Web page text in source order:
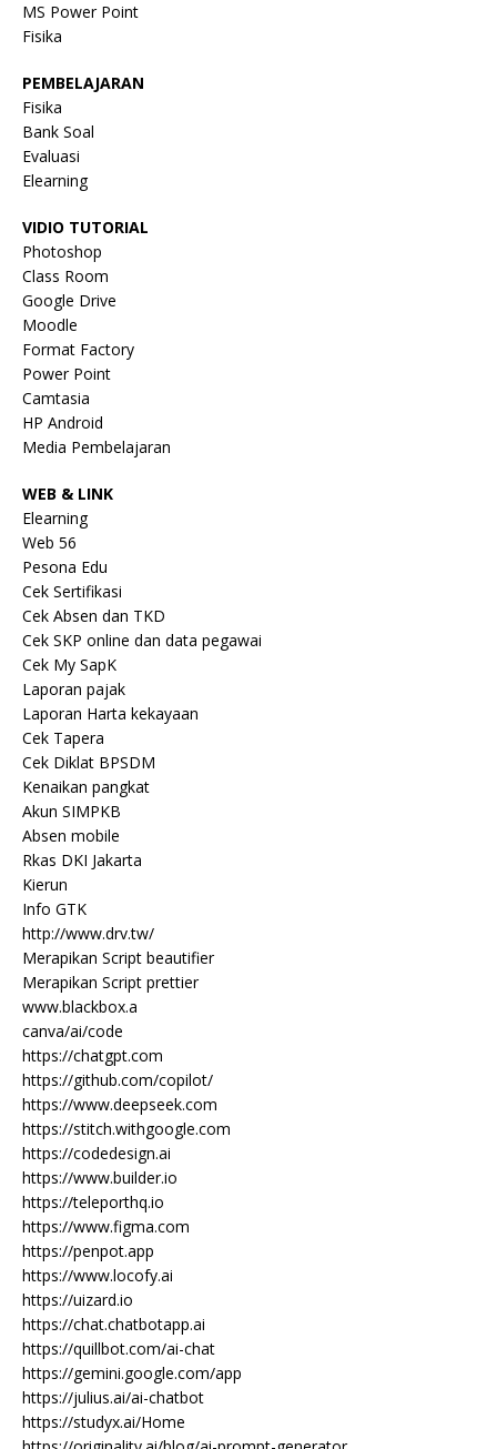
MS Power Point
Fisika
PEMBELAJARAN
Fisika
Bank Soal
Evaluasi
Elearning
VIDIO TUTORIAL
Photoshop
Class Room
Google Drive
Moodle
Format Factory
Power Point
Camtasia
HP Android
Media Pembelajaran
WEB & LINK
Elearning
Web 56
Pesona Edu
Cek Sertifikasi
Cek Absen dan TKD
Cek SKP online dan data pegawai
Cek My SapK
Laporan pajak
Laporan Harta kekayaan
Cek Tapera
Cek Diklat BPSDM
Kenaikan pangkat
Akun SIMPKB
Absen mobile
Rkas DKI Jakarta
Kierun
Info GTK
http://www.drv.tw/
Merapikan Script beautifier
Merapikan Script prettier
www.blackbox.a
canva/ai/code
https://chatgpt.com
https://github.com/copilot/
https://www.deepseek.com
https://stitch.withgoogle.com
https://codedesign.ai
https://www.builder.io
https://teleporthq.io
https://www.figma.com
https://penpot.app
https://www.locofy.ai
https://uizard.io
https://chat.chatbotapp.ai
https://quillbot.com/ai-chat
https://gemini.google.com/app
https://julius.ai/ai-chatbot
https://studyx.ai/Home